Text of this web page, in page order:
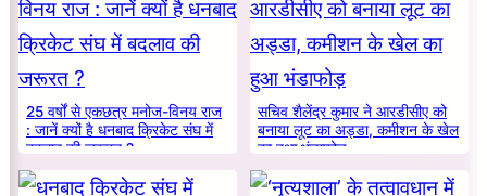
25 वर्षों से एकछत्र मनोज-विनय राज
: जानें क्यों है धनबाद क्रिकेट संघ में
बदलाव की जरूरत ?
सचिव शैलेंद्र कुमार ने आरडीसीए को
बनाया लूट का अड्डा, कमीशन के खेल
का हुआ भंडाफोड़